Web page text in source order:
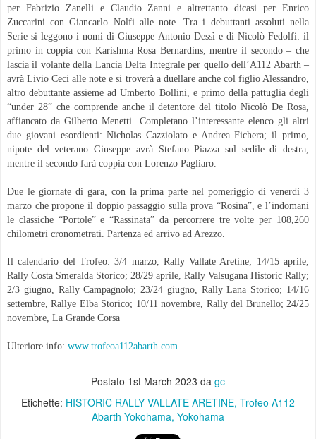
per Fabrizio Zanelli e Claudio Zanni e altrettanto dicasi per Enrico
Zuccarini con Giancarlo Nolfi alle note. Tra i debuttanti assoluti nella
Serie si leggono i nomi di Giuseppe Antonio Dessì e di Nicolò Fedolfi: il
primo in coppia con Karishma Rosa Bernardins, mentre il secondo – che
lascia il volante della Lancia Delta Integrale per quello dell’A112 Abarth –
avrà Livio Ceci alle note e si troverà a duellare anche col figlio Alessandro,
altro debuttante assieme ad Umberto Bollini, e primo della pattuglia degli
“under 28” che comprende anche il detentore del titolo Nicolò De Rosa,
affiancato da Gilberto Menetti. Completano l’interessante elenco gli altri
due giovani esordienti: Nicholas Cazziolato e Andrea Fichera; il primo,
nipote del veterano Giuseppe avrà Stefano Piazza sul sedile di destra,
mentre il secondo farà coppia con Lorenzo Pagliaro.
Due le giornate di gara, con la prima parte nel pomeriggio di venerdì 3
marzo che propone il doppio passaggio sulla prova “Rosina”, e l’indomani
le classiche “Portole” e “Rassinata” da percorrere tre volte per 108,260
chilometri cronometrati. Partenza ed arrivo ad Arezzo.
Il calendario del Trofeo: 3/4 marzo, Rally Vallate Aretine; 14/15 aprile,
Rally Costa Smeralda Storico; 28/29 aprile, Rally Valsugana Historic Rally;
2/3 giugno, Rally Campagnolo; 23/24 giugno, Rally Lana Storico; 14/16
settembre, Rallye Elba Storico; 10/11 novembre, Rally del Brunello; 24/25
novembre, La Grande Corsa
Ulteriore info: www.trofeoa112abarth.com
Postato 1st March 2023 da gc
Etichette: HISTORIC RALLY VALLATE ARETINE Trofeo A112
Abarth Yokohama Yokohama